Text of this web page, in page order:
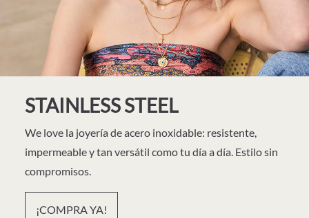
STAINLESS STEEL
We love la joyería de acero inoxidable: resistente,
impermeable y tan versátil como tu día a día. Estilo sin
compromisos.
¡COMPRA YA!